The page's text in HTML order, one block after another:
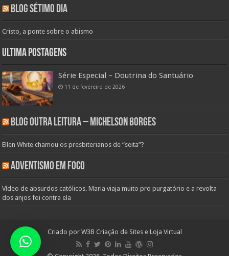
Blog Sétimo Dia
Cristo, a ponte sobre o abismo
Ultima Postagens
Série Especial – Doutrina do Santuário
11 de fevereiro de 2026
Blog Outra Leitura – Michelson Borges
Ellen White chamou os presbiterianos de “seita”?
Adventismo em Foco
Vídeo de absurdos católicos. Maria viaja muito pro purgatório e a revolta
dos anjos foi contra ela
Criado por W3B Criação de Sites e Loja Virtual